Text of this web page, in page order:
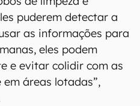
puderem detectar a
as informações para
eles podem
e evitar colidir com as
em áreas lotadas”,